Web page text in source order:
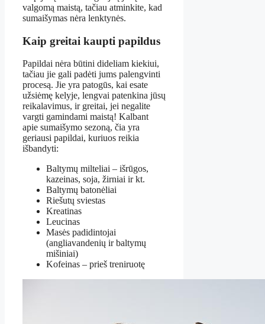
valgomą maistą, tačiau atminkite, kad
sumaišymas nėra lenktynės.
Kaip greitai kaupti papildus
Papildai nėra būtini dideliam kiekiui,
tačiau jie gali padėti jums palengvinti
procesą. Jie yra patogūs, kai esate
užsiėmę kelyje, lengvai patenkina jūsų
reikalavimus, ir greitai, jei negalite
vargti gamindami maistą! Kalbant
apie sumaišymo sezoną, čia yra
geriausi papildai, kuriuos reikia
išbandyti:
Baltymų milteliai – išrūgos,
kazeinas, soja, žirniai ir kt.
Baltymų batonėliai
Riešutų sviestas
Kreatinas
Leucinas
Masės padidintojai
(angliavandenių ir baltymų
mišiniai)
Kofeinas – prieš treniruotę